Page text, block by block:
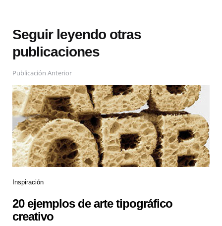
Seguir leyendo otras
publicaciones
Publicación Anterior
Inspiración
20 ejemplos de arte tipográfico
creativo